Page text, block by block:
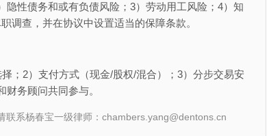
性债务和或有负债风险；3）劳动用工风险；4）知
调查，并在协议中设置适当的保障条款。
；2）支付方式（现金/股权/混合）；3）分步交易安
务顾问共同参与。
联系杨春宝一级律师：chambers.yang@dentons.cn